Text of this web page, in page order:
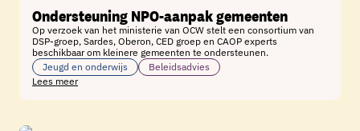
Ondersteuning NPO-aanpak gemeenten
Op verzoek van het ministerie van OCW stelt een consortium van
DSP-groep, Sardes, Oberon, CED groep en CAOP experts
beschikbaar om kleinere gemeenten te ondersteunen.
Jeugd en onderwijs
Beleidsadvies
Lees meer